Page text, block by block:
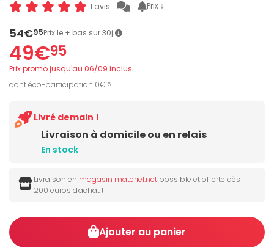
1 avis Prix ↓
54€95Prix le + bas sur 30j
49€95
Prix promo jusqu'au 06/09 inclus
dont éco-participation 0€05
Livraison à domicile ou en relais
En stock
Livré demain !
Livraison en magasin materiel.net possible et offerte dès
200 euros d'achat !
Ajouter au panier